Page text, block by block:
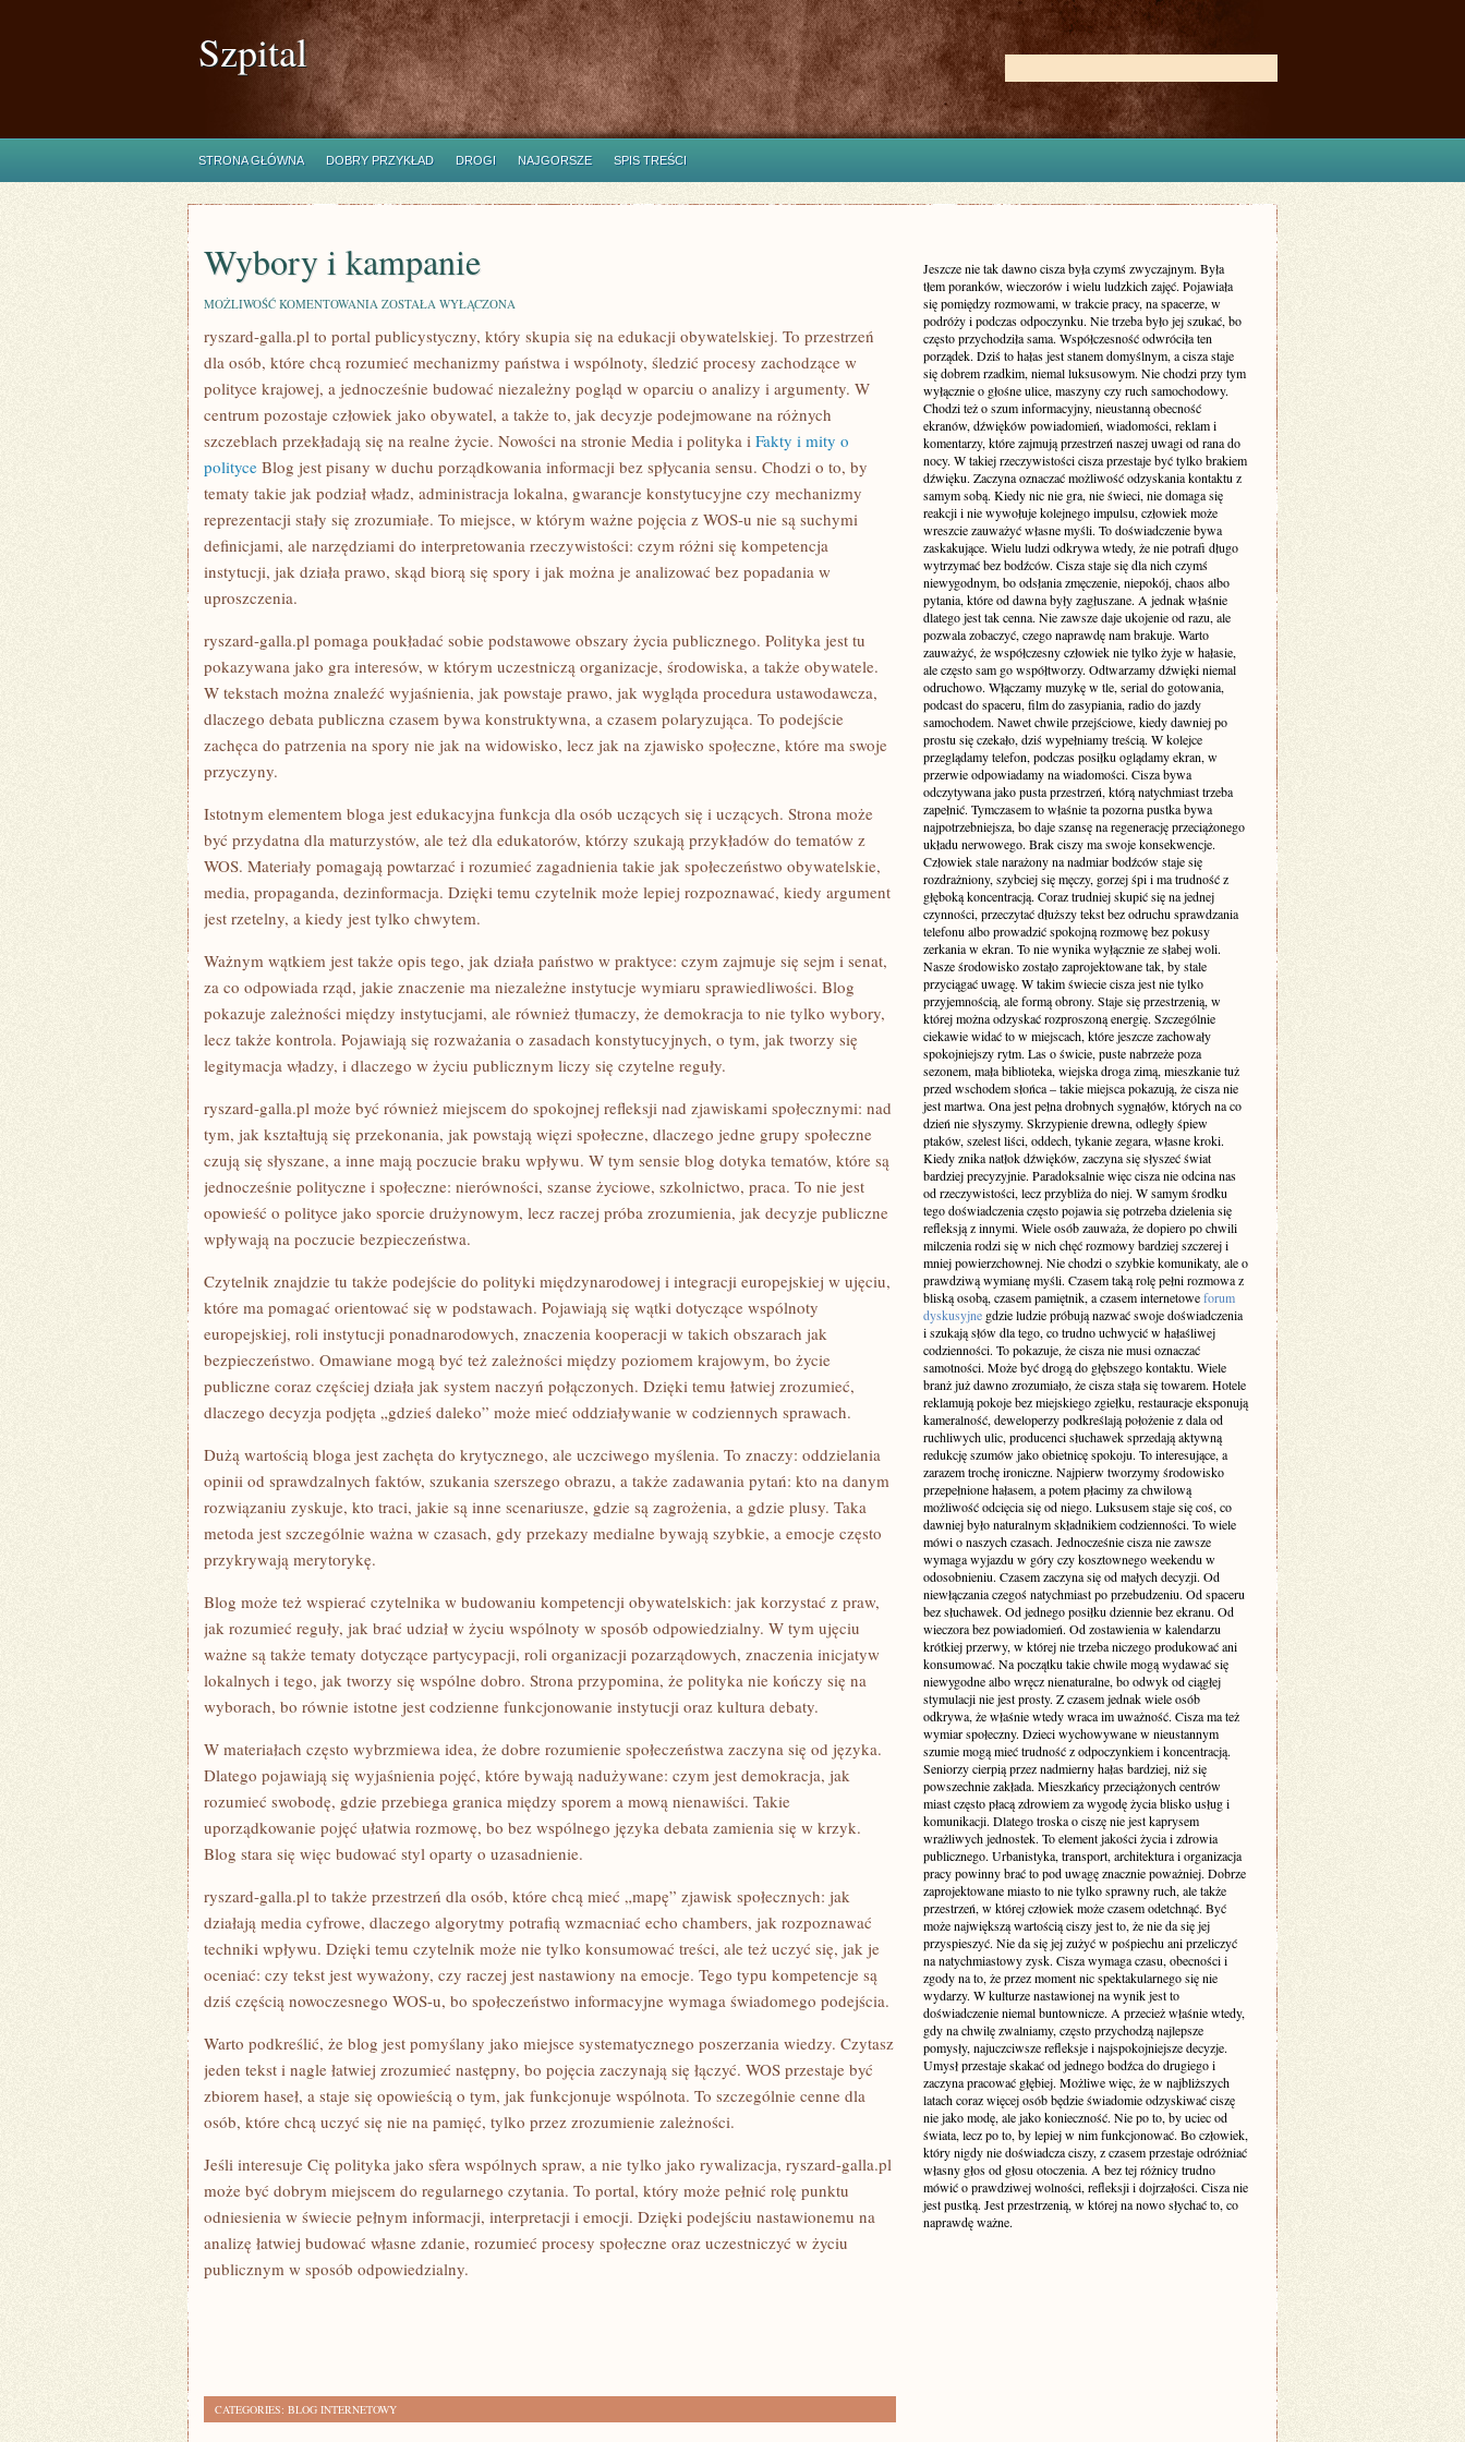
Szpital
STRONA GŁÓWNA DOBRY PRZYKŁAD DROGI NAJGORSZE SPIS TREŚCI
Wybory i kampanie
MOŻLIWOŚĆ KOMENTOWANIA WYBORY
KAMPANIE
ZOSTAŁA WYŁĄCZONA
ryszard-galla.pl to portal publicystyczny, który skupia się na edukacji obywatelskiej. To przestrzeń
dla osób, które chcą rozumieć mechanizmy państwa i wspólnoty, śledzić procesy zachodzące w
polityce krajowej, a jednocześnie budować niezależny pogląd w oparciu o analizy i argumenty. W
centrum pozostaje człowiek jako obywatel, a także to, jak decyzje podejmowane na różnych
szczeblach przekładają się na realne życie. Nowości na stronie Media i polityka i Fakty i mity o
polityce Blog jest pisany w duchu porządkowania informacji bez spłycania sensu. Chodzi o to, by
tematy takie jak podział władz, administracja lokalna, gwarancje konstytucyjne czy mechanizmy
reprezentacji stały się zrozumiałe. To miejsce, w którym ważne pojęcia z WOS-u nie są suchymi
definicjami, ale narzędziami do interpretowania rzeczywistości: czym różni się kompetencja
instytucji, jak działa prawo, skąd biorą się spory i jak można je analizować bez popadania w
uproszczenia.
ryszard-galla.pl pomaga poukładać sobie podstawowe obszary życia publicznego. Polityka jest tu
pokazywana jako gra interesów, w którym uczestniczą organizacje, środowiska, a także obywatele.
W tekstach można znaleźć wyjaśnienia, jak powstaje prawo, jak wygląda procedura ustawodawcza,
dlaczego debata publiczna czasem bywa konstruktywna, a czasem polaryzująca. To podejście
zachęca do patrzenia na spory nie jak na widowisko, lecz jak na zjawisko społeczne, które ma swoje
przyczyny.
Istotnym elementem bloga jest edukacyjna funkcja dla osób uczących się i uczących. Strona może
być przydatna dla maturzystów, ale też dla edukatorów, którzy szukają przykładów do tematów z
WOS. Materiały pomagają powtarzać i rozumieć zagadnienia takie jak społeczeństwo obywatelskie,
media, propaganda, dezinformacja. Dzięki temu czytelnik może lepiej rozpoznawać, kiedy argument
jest rzetelny, a kiedy jest tylko chwytem.
Ważnym wątkiem jest także opis tego, jak działa państwo w praktyce: czym zajmuje się sejm i senat,
za co odpowiada rząd, jakie znaczenie ma niezależne instytucje wymiaru sprawiedliwości. Blog
pokazuje zależności między instytucjami, ale również tłumaczy, że demokracja to nie tylko wybory,
lecz także kontrola. Pojawiają się rozważania o zasadach konstytucyjnych, o tym, jak tworzy się
legitymacja władzy, i dlaczego w życiu publicznym liczy się czytelne reguły.
ryszard-galla.pl może być również miejscem do spokojnej refleksji nad zjawiskami społecznymi: nad
tym, jak kształtują się przekonania, jak powstają więzi społeczne, dlaczego jedne grupy społeczne
czują się słyszane, a inne mają poczucie braku wpływu. W tym sensie blog dotyka tematów, które są
jednocześnie polityczne i społeczne: nierówności, szanse życiowe, szkolnictwo, praca. To nie jest
opowieść o polityce jako sporcie drużynowym, lecz raczej próba zrozumienia, jak decyzje publiczne
wpływają na poczucie bezpieczeństwa.
Czytelnik znajdzie tu także podejście do polityki międzynarodowej i integracji europejskiej w ujęciu,
które ma pomagać orientować się w podstawach. Pojawiają się wątki dotyczące wspólnoty
europejskiej, roli instytucji ponadnarodowych, znaczenia kooperacji w takich obszarach jak
bezpieczeństwo. Omawiane mogą być też zależności między poziomem krajowym, bo życie
publiczne coraz częściej działa jak system naczyń połączonych. Dzięki temu łatwiej zrozumieć,
dlaczego decyzja podjęta „gdzieś daleko” może mieć oddziaływanie w codziennych sprawach.
Dużą wartością bloga jest zachęta do krytycznego, ale uczciwego myślenia. To znaczy: oddzielania
opinii od sprawdzalnych faktów, szukania szerszego obrazu, a także zadawania pytań: kto na danym
rozwiązaniu zyskuje, kto traci, jakie są inne scenariusze, gdzie są zagrożenia, a gdzie plusy. Taka
metoda jest szczególnie ważna w czasach, gdy przekazy medialne bywają szybkie, a emocje często
przykrywają merytorykę.
Blog może też wspierać czytelnika w budowaniu kompetencji obywatelskich: jak korzystać z praw,
jak rozumieć reguły, jak brać udział w życiu wspólnoty w sposób odpowiedzialny. W tym ujęciu
ważne są także tematy dotyczące partycypacji, roli organizacji pozarządowych, znaczenia inicjatyw
lokalnych i tego, jak tworzy się wspólne dobro. Strona przypomina, że polityka nie kończy się na
wyborach, bo równie istotne jest codzienne funkcjonowanie instytucji oraz kultura debaty.
W materiałach często wybrzmiewa idea, że dobre rozumienie społeczeństwa zaczyna się od języka.
Dlatego pojawiają się wyjaśnienia pojęć, które bywają nadużywane: czym jest demokracja, jak
rozumieć swobodę, gdzie przebiega granica między sporem a mową nienawiści. Takie
uporządkowanie pojęć ułatwia rozmowę, bo bez wspólnego języka debata zamienia się w krzyk.
Blog stara się więc budować styl oparty o uzasadnienie.
ryszard-galla.pl to także przestrzeń dla osób, które chcą mieć „mapę” zjawisk społecznych: jak
działają media cyfrowe, dlaczego algorytmy potrafią wzmacniać echo chambers, jak rozpoznawać
techniki wpływu. Dzięki temu czytelnik może nie tylko konsumować treści, ale też uczyć się, jak je
oceniać: czy tekst jest wyważony, czy raczej jest nastawiony na emocje. Tego typu kompetencje są
dziś częścią nowoczesnego WOS-u, bo społeczeństwo informacyjne wymaga świadomego podejścia.
Warto podkreślić, że blog jest pomyślany jako miejsce systematycznego poszerzania wiedzy. Czytasz
jeden tekst i nagle łatwiej zrozumieć następny, bo pojęcia zaczynają się łączyć. WOS przestaje być
zbiorem haseł, a staje się opowieścią o tym, jak funkcjonuje wspólnota. To szczególnie cenne dla
osób, które chcą uczyć się nie na pamięć, tylko przez zrozumienie zależności.
Jeśli interesuje Cię polityka jako sfera wspólnych spraw, a nie tylko jako rywalizacja, ryszard-galla.pl
może być dobrym miejscem do regularnego czytania. To portal, który może pełnić rolę punktu
odniesienia w świecie pełnym informacji, interpretacji i emocji. Dzięki podejściu nastawionemu na
analizę łatwiej budować własne zdanie, rozumieć procesy społeczne oraz uczestniczyć w życiu
publicznym w sposób odpowiedzialny.
CATEGORIES: BLOG INTERNETOWY
Jeszcze nie tak dawno cisza była czymś zwyczajnym. Była
tłem poranków, wieczorów i wielu ludzkich zajęć. Pojawiała
się pomiędzy rozmowami, w trakcie pracy, na spacerze, w
podróży i podczas odpoczynku. Nie trzeba było jej szukać, bo
często przychodziła sama. Współczesność odwróciła ten
porządek. Dziś to hałas jest stanem domyślnym, a cisza staje
się dobrem rzadkim, niemal luksusowym. Nie chodzi przy tym
wyłącznie o głośne ulice, maszyny czy ruch samochodowy.
Chodzi też o szum informacyjny, nieustanną obecność
ekranów, dźwięków powiadomień, wiadomości, reklam i
komentarzy, które zajmują przestrzeń naszej uwagi od rana do
nocy. W takiej rzeczywistości cisza przestaje być tylko brakiem
dźwięku. Zaczyna oznaczać możliwość odzyskania kontaktu z
samym sobą. Kiedy nic nie gra, nie świeci, nie domaga się
reakcji i nie wywołuje kolejnego impulsu, człowiek może
wreszcie zauważyć własne myśli. To doświadczenie bywa
zaskakujące. Wielu ludzi odkrywa wtedy, że nie potrafi długo
wytrzymać bez bodźców. Cisza staje się dla nich czymś
niewygodnym, bo odsłania zmęczenie, niepokój, chaos albo
pytania, które od dawna były zagłuszane. A jednak właśnie
dlatego jest tak cenna. Nie zawsze daje ukojenie od razu, ale
pozwala zobaczyć, czego naprawdę nam brakuje. Warto
zauważyć, że współczesny człowiek nie tylko żyje w hałasie,
ale często sam go współtworzy. Odtwarzamy dźwięki niemal
odruchowo. Włączamy muzykę w tle, serial do gotowania,
podcast do spaceru, film do zasypiania, radio do jazdy
samochodem. Nawet chwile przejściowe, kiedy dawniej po
prostu się czekało, dziś wypełniamy treścią. W kolejce
przeglądamy telefon, podczas posiłku oglądamy ekran, w
przerwie odpowiadamy na wiadomości. Cisza bywa
odczytywana jako pusta przestrzeń, którą natychmiast trzeba
zapełnić. Tymczasem to właśnie ta pozorna pustka bywa
najpotrzebniejsza, bo daje szansę na regenerację przeciążonego
układu nerwowego. Brak ciszy ma swoje konsekwencje.
Człowiek stale narażony na nadmiar bodźców staje się
rozdrażniony, szybciej się męczy, gorzej śpi i ma trudność z
głęboką koncentracją. Coraz trudniej skupić się na jednej
czynności, przeczytać dłuższy tekst bez odruchu sprawdzania
telefonu albo prowadzić spokojną rozmowę bez pokusy
zerkania w ekran. To nie wynika wyłącznie ze słabej woli.
Nasze środowisko zostało zaprojektowane tak, by stale
przyciągać uwagę. W takim świecie cisza jest nie tylko
przyjemnością, ale formą obrony. Staje się przestrzenią, w
której można odzyskać rozproszoną energię. Szczególnie
ciekawie widać to w miejscach, które jeszcze zachowały
spokojniejszy rytm. Las o świcie, puste nabrzeże poza
sezonem, mała biblioteka, wiejska droga zimą, mieszkanie tuż
przed wschodem słońca – takie miejsca pokazują, że cisza nie
jest martwa. Ona jest pełna drobnych sygnałów, których na co
dzień nie słyszymy. Skrzypienie drewna, odległy śpiew
ptaków, szelest liści, oddech, tykanie zegara, własne kroki.
Kiedy znika natłok dźwięków, zaczyna się słyszeć świat
bardziej precyzyjnie. Paradoksalnie więc cisza nie odcina nas
od rzeczywistości, lecz przybliża do niej. W samym środku
tego doświadczenia często pojawia się potrzeba dzielenia się
refleksją z innymi. Wiele osób zauważa, że dopiero po chwili
milczenia rodzi się w nich chęć rozmowy bardziej szczerej i
mniej powierzchownej. Nie chodzi o szybkie komunikaty, ale o
prawdziwą wymianę myśli. Czasem taką rolę pełni rozmowa z
bliską osobą, czasem pamiętnik, a czasem internetoweforum
dyskusyjne gdzie ludzie próbują nazwać swoje doświadczenia
i szukają słów dla tego, co trudno uchwycić w hałaśliwej
codzienności. To pokazuje, że cisza nie musi oznaczać
samotności. Może być drogą do głębszego kontaktu. Wiele
branż już dawno zrozumiało, że cisza stała się towarem. Hotele
reklamują pokoje bez miejskiego zgiełku, restauracje eksponują
kameralność, deweloperzy podkreślają położenie z dala od
ruchliwych ulic, producenci słuchawek sprzedają aktywną
redukcję szumów jako obietnicę spokoju. To interesujące, a
zarazem trochę ironiczne. Najpierw tworzymy środowisko
przepełnione hałasem, a potem płacimy za chwilową
możliwość odcięcia się od niego. Luksusem staje się coś, co
dawniej było naturalnym składnikiem codzienności. To wiele
mówi o naszych czasach. Jednocześnie cisza nie zawsze
wymaga wyjazdu w góry czy kosztownego weekendu w
odosobnieniu. Czasem zaczyna się od małych decyzji. Od
niewłączania czegoś natychmiast po przebudzeniu. Od spaceru
bez słuchawek. Od jednego posiłku dziennie bez ekranu. Od
wieczora bez powiadomień. Od zostawienia w kalendarzu
krótkiej przerwy, w której nie trzeba niczego produkować ani
konsumować. Na początku takie chwile mogą wydawać się
niewygodne albo wręcz nienaturalne, bo odwyk od ciągłej
stymulacji nie jest prosty. Z czasem jednak wiele osób
odkrywa, że właśnie wtedy wraca im uważność. Cisza ma też
wymiar społeczny. Dzieci wychowywane w nieustannym
szumie mogą mieć trudność z odpoczynkiem i koncentracją.
Seniorzy cierpią przez nadmierny hałas bardziej, niż się
powszechnie zakłada. Mieszkańcy przeciążonych centrów
miast często płacą zdrowiem za wygodę życia blisko usług i
komunikacji. Dlatego troska o ciszę nie jest kaprysem
wrażliwych jednostek. To element jakości życia i zdrowia
publicznego. Urbanistyka, transport, architektura i organizacja
pracy powinny brać to pod uwagę znacznie poważniej. Dobrze
zaprojektowane miasto to nie tylko sprawny ruch, ale także
przestrzeń, w której człowiek może czasem odetchnąć. Być
może największą wartością ciszy jest to, że nie da się jej
przyspieszyć. Nie da się jej zużyć w pośpiechu ani przeliczyć
na natychmiastowy zysk. Cisza wymaga czasu, obecności i
zgody na to, że przez moment nic spektakularnego się nie
wydarzy. W kulturze nastawionej na wynik jest to
doświadczenie niemal buntownicze. A przecież właśnie wtedy,
gdy na chwilę zwalniamy, często przychodzą najlepsze
pomysły, najuczciwsze refleksje i najspokojniejsze decyzje.
Umysł przestaje skakać od jednego bodźca do drugiego i
zaczyna pracować głębiej. Możliwe więc, że w najbliższych
latach coraz więcej osób będzie świadomie odzyskiwać ciszę
nie jako modę, ale jako konieczność. Nie po to, by uciec od
świata, lecz po to, by lepiej w nim funkcjonować. Bo człowiek,
który nigdy nie doświadcza ciszy, z czasem przestaje odróżniać
własny głos od głosu otoczenia. A bez tej różnicy trudno
mówić o prawdziwej wolności, refleksji i dojrzałości. Cisza nie
jest pustką. Jest przestrzenią, w której na nowo słychać to, co
naprawdę ważne.